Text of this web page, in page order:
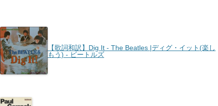
【歌詞和訳】Dig It - The Beatles |ディグ・イット(楽し
もう) - ビートルズ